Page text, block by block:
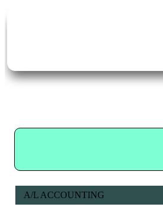
A/L ACCOUNTING